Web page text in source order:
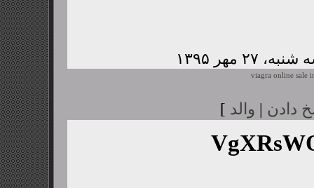
viagra online sale
دادن | والد ]